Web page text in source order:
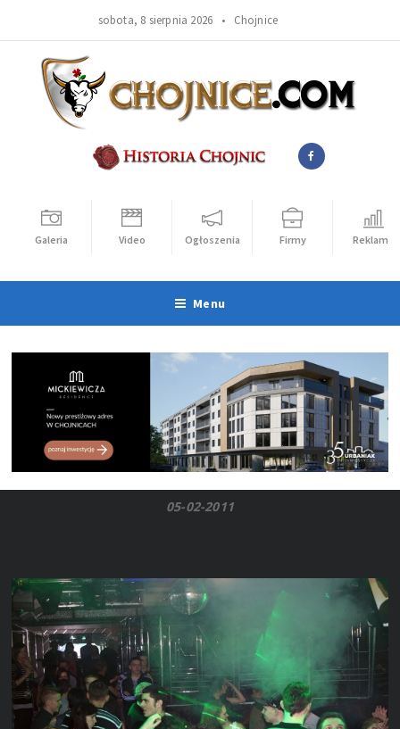
sobota, 8 sierpnia 2026 • Chojnice
Galeria Video Ogłoszenia Firmy Reklama
Menu
05-02-2011